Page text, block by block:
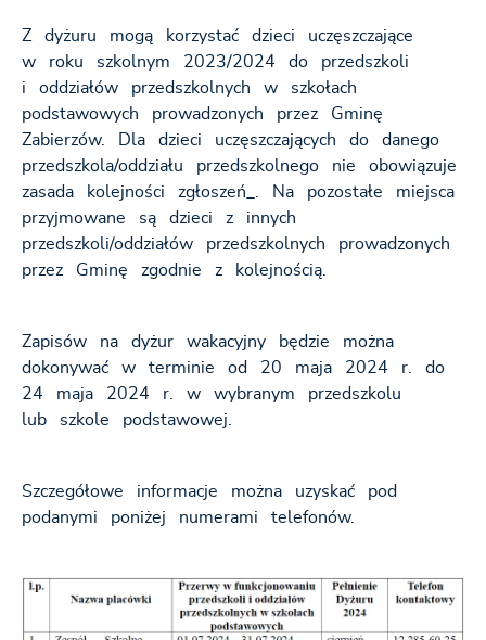
Z dyżuru mogą korzystać dzieci uczęszczające
w roku szkolnym 2023/2024 do przedszkoli
i oddziałów przedszkolnych w szkołach
podstawowych prowadzonych przez Gminę
Zabierzów. Dla dzieci uczęszczających do danego
przedszkola/oddziału przedszkolnego nie obowiązuje
zasada kolejności zgłoszeń_. Na pozostałe miejsca
przyjmowane są dzieci z innych
przedszkoli/oddziałów przedszkolnych prowadzonych
przez Gminę zgodnie z kolejnością.
Zapisów na dyżur wakacyjny będzie można
dokonywać w terminie od 20 maja 2024 r. do
24 maja 2024 r. w wybranym przedszkolu
lub szkole podstawowej.
Szczegółowe informacje można uzyskać pod
podanymi poniżej numerami telefonów.